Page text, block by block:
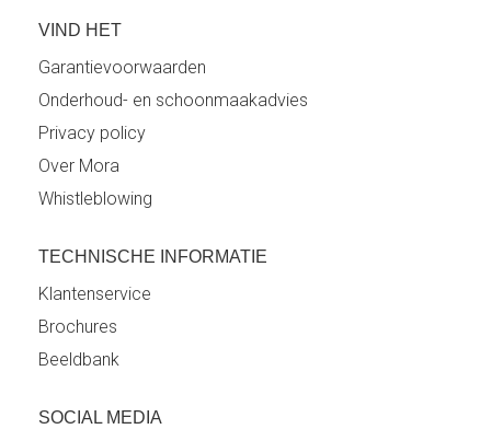
VIND HET
Garantievoorwaarden
Onderhoud- en schoonmaakadvies
Privacy policy
Over Mora
Whistleblowing
TECHNISCHE INFORMATIE
Klantenservice
Brochures
Beeldbank
SOCIAL MEDIA